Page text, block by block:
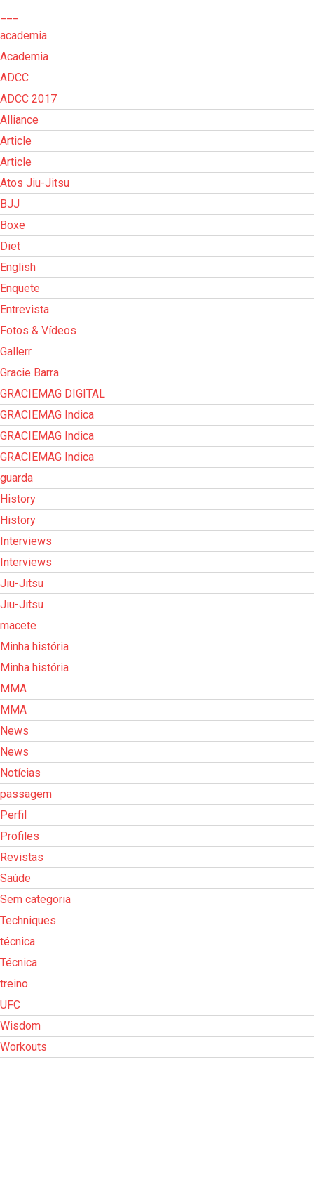
academia
Academia
ADCC
ADCC 2017
Alliance
Article
Article
Atos Jiu-Jitsu
BJJ
Boxe
Diet
English
Enquete
Entrevista
Fotos & Vídeos
Gallerr
Gracie Barra
GRACIEMAG DIGITAL
GRACIEMAG Indica
GRACIEMAG Indica
GRACIEMAG Indica
guarda
History
History
Interviews
Interviews
Jiu-Jitsu
Jiu-Jitsu
macete
Minha história
Minha história
MMA
MMA
News
News
Notícias
passagem
Perfil
Profiles
Revistas
Saúde
Sem categoria
Techniques
técnica
Técnica
treino
UFC
Wisdom
Workouts